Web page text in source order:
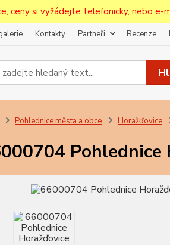
ceny si vyžádejte telefonicky, nebo e-
Kontakty Partneři Recenze
Pohlednice města a obce Horažďovice
Pohlednice
bude po zaregistrování
první
Souhlasím sezpracováním